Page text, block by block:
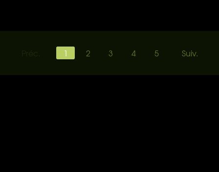
1 2 3 4 5 Suiv.